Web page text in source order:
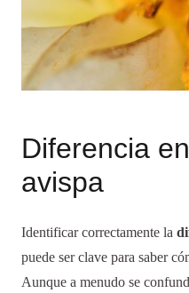
Diferencia
avispa
Identificar correctamente la
puede ser clave para saber
Aunque a menudo se